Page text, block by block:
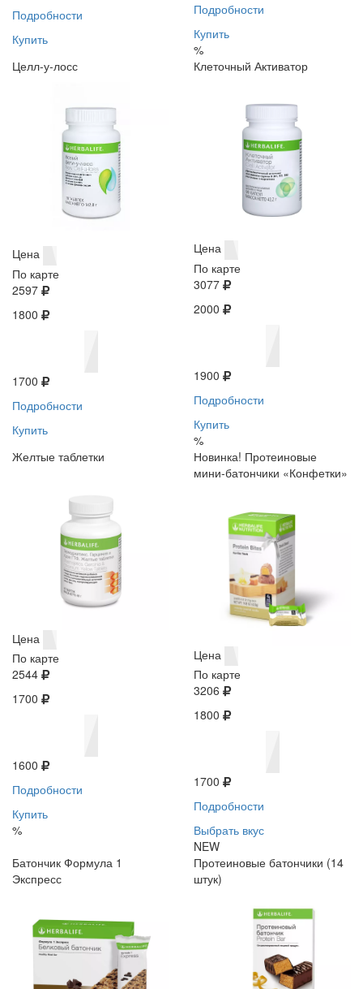
Подробности
Купить
Подробности
Купить
%
Целл-у-лосс
Цена
По карте
2597
1800
1700
Подробности
Купить
Клеточный Активатор
Цена
По карте
3077
2000
1900
Подробности
Купить
%
Желтые таблетки
Цена
По карте
2544
1700
1600
Подробности
Купить
%
Новинка! Протеиновые
мини-батончики «Конфетки»
Цена
По карте
3206
1800
1700
Подробности
Выбрать вкус
NEW
Батончик Формула 1
Экспресс
Протеиновые батончики (14
штук)